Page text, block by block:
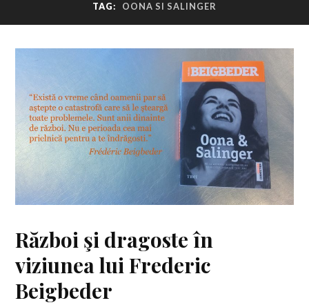
TAG: OONA SI SALINGER
Război şi dragoste în
viziunea lui Frederic
Beigbeder